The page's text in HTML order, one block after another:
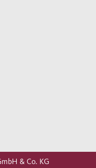
& Co. KG